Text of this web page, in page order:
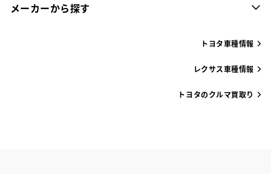
メーカーから探す
トヨタ車種情報
レクサス車種情報
トヨタのクルマ買取り